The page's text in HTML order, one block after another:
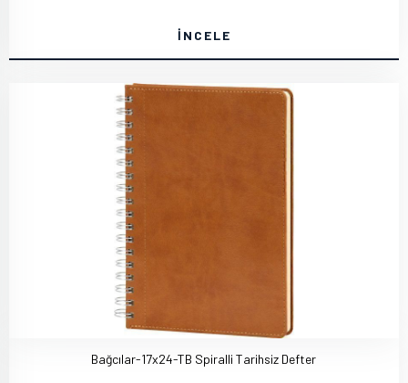
İNCELE
Bağcılar-17x24-TB Spiralli Tarihsiz Defter